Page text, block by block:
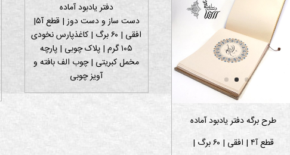
دفتر یادبود آماده
دست ساز و دست دوز | قطع آ۵|
افقی | ۶۰ برگ | کاغذپارس نخودی
۱۰۵ گرم | پلاک چوبی | پارچه
مخمل کبریتی | چوب الف بافته و
آویز چوبی
طرح برگه دفتر یادبود آماده
قطع آ۴ | افقی | ۶۰ برگ |